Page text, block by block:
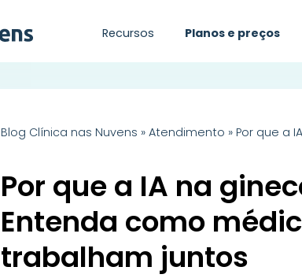
Recursos Planos e preços
Blog Clínica nas Nuvens »Atendimento » Por que a
Por que a IA na
Entenda como
trabalham juntos